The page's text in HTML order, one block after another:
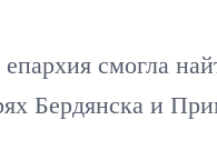
смогла
Бердянска и